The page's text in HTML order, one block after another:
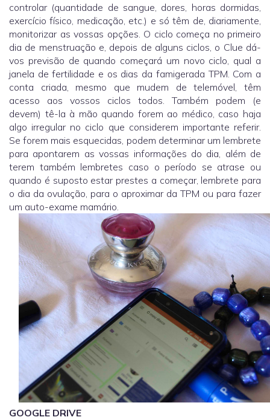
controlar (quantidade de sangue, dores, horas dormidas,
exercício físico, medicação, etc.) e só têm de, diariamente,
monitorizar as vossas opções. O ciclo começa no primeiro
dia de menstruação e, depois de alguns ciclos, o Clue dá-
vos previsão de quando começará um novo ciclo, qual a
janela de fertilidade e os dias da famigerada TPM. Com a
conta criada, mesmo que mudem de telemóvel, têm
acesso aos vossos ciclos todos. Também podem (e
devem) tê-la à mão quando forem ao médico, caso haja
algo irregular no ciclo que considerem importante referir.
Se forem mais esquecidas, podem determinar um lembrete
para apontarem as vossas informações do dia, além de
terem também lembretes caso o período se atrase ou
quando é suposto estar prestes a começar, lembrete para
o dia da ovulação, para o aproximar da TPM ou para fazer
um auto-exame mamário.
GOOGLE DRIVE